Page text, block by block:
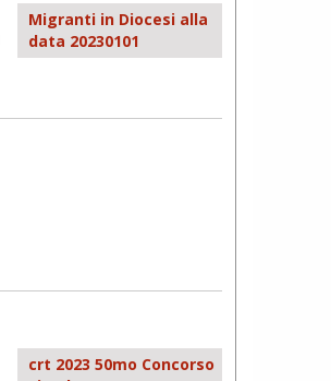
Migranti in Diocesi alla
data 20230101
crt 2023 50mo Concorso